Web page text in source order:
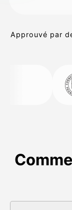
Approuvé par